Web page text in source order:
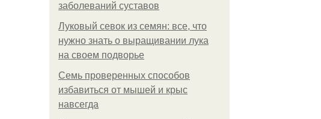
заболеваний суставов
Луковый севок из семян: все, что
нужно знать о выращивании лука
на своем подворье
Семь проверенных способов
избавиться от мышей и крыс
навсегда